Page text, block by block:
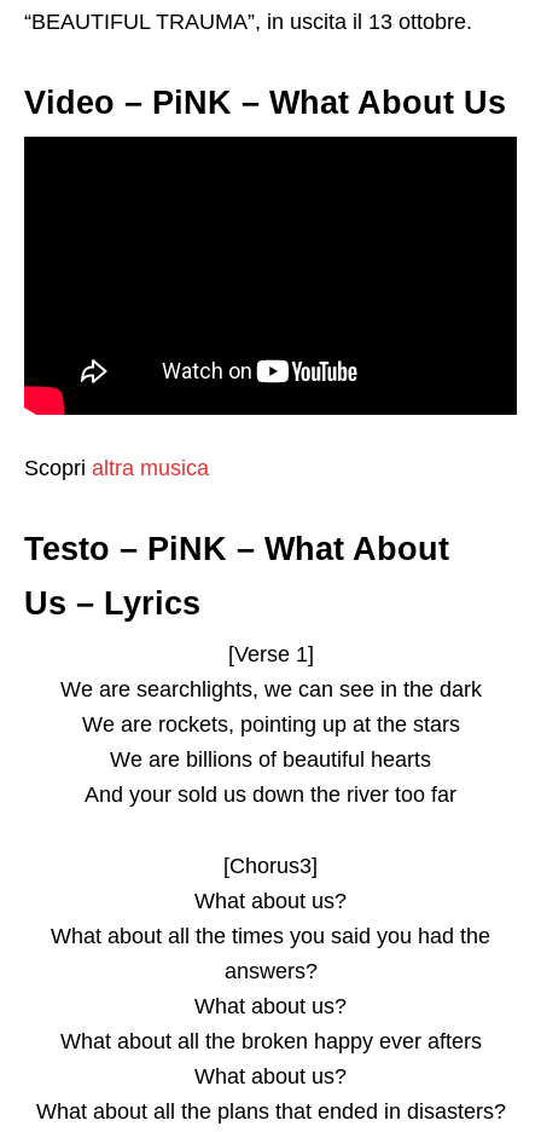
“BEAUTIFUL TRAUMA”, in uscita il 13 ottobre.
Video – PiNK – What About Us
Scopri altra musica
Testo – PiNK – What About
Us – Lyrics
[Verse 1]
We are searchlights, we can see in the dark
We are rockets, pointing up at the stars
We are billions of beautiful hearts
And your sold us down the river too far
[Chorus3]
What about us?
What about all the times you said you had the
answers?
What about us?
What about all the broken happy ever afters
What about us?
What about all the plans that ended in disasters?